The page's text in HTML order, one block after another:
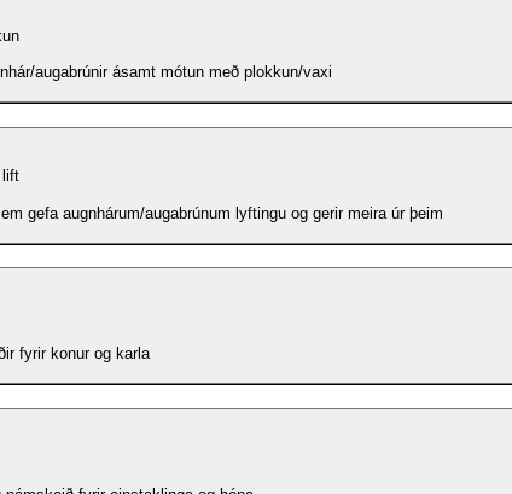
augabrúnir ásamt mótun með plokkun/vaxi
lift
gefa augnhárum/augabrúnum lyftingu og gerir meira úr þeim
fyrir konur og karla